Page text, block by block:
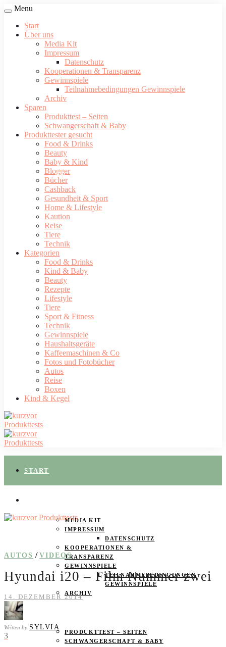
Menu
Start
Über uns
Media Kit
Impressum
Datenschutz
Kooperationen & Transparenz
Gewinnspiele
Teilnahmebedingungen Gewinnspiele
Archiv
Sparen
Produkttest – Seiten
Schwangerschaft & Baby
Produkttester gesucht
Food & Drinks
Beauty
Baby & Kind
Blogger
Bücher
Cashback
Gesundheit & Sport
Home & Lifestyle
Kaution
Reise
Tiere
Technik
Kategorien
Food & Drinks
Kind & Baby
Beauty
Rezepte
Lifestyle
Tiere
Sport & Fitness
Technik
Gewinnspiele
Haushaltsgeräte
Kaffeemaschinen & Co
Fotos und Fotobücher
Autos
Reise
Boxen
Kind & Kegel
START
MEDIA KIT
IMPRESSUM
DATENSCHUTZ
KOOPERATIONEN &
TRANSPARENZ
GEWINNSPIELE
TEILNAHMEBEDINGUNGEN
GEWINNSPIELE
ARCHIV
PRODUKTTEST – SEITEN
SCHWANGERSCHAFT & BABY
AUTOS / VIDEOS
Hyundai i20 – Film Nummer zwei
14. DEZEMBER 2014
Written by SYLVIA
3